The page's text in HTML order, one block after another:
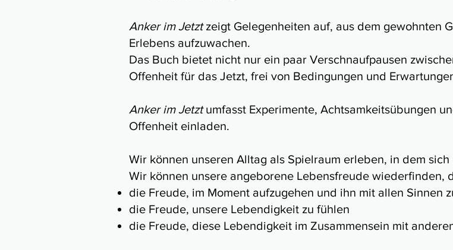
Anker im Jetztzeigt Gelegenheiten auf, aus dem gewohnten
Erlebens aufzuwachen.
Das Buch bietet nicht nur ein paar Verschnaufpausen
Offenheit für das Jetzt, frei von Bedingungen und
Anker im Jetztumfasst Experimente, Achtsamkeitsübungen
Offenheit einladen.
Wir können unseren Alltag als Spielraum erleben, in dem
Wir können unsere angeborene Lebensfreude wiederfinden,
die Freude, im Moment aufzugehen und ihn mit allen Sinnen
die Freude, unsere Lebendigkeit zu fühlen
die Freude, diese Lebendigkeit im Zusammensein mit